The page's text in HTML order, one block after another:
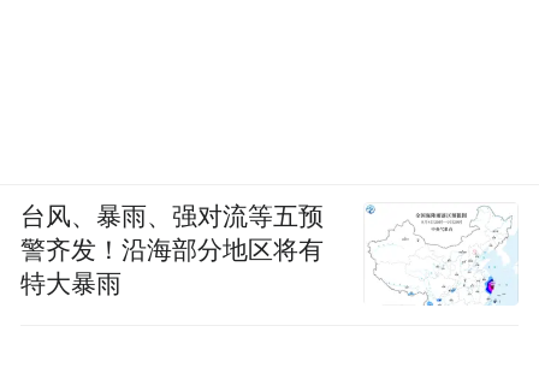
台风、暴雨、强对流等五预
警齐发！沿海部分地区将有
特大暴雨